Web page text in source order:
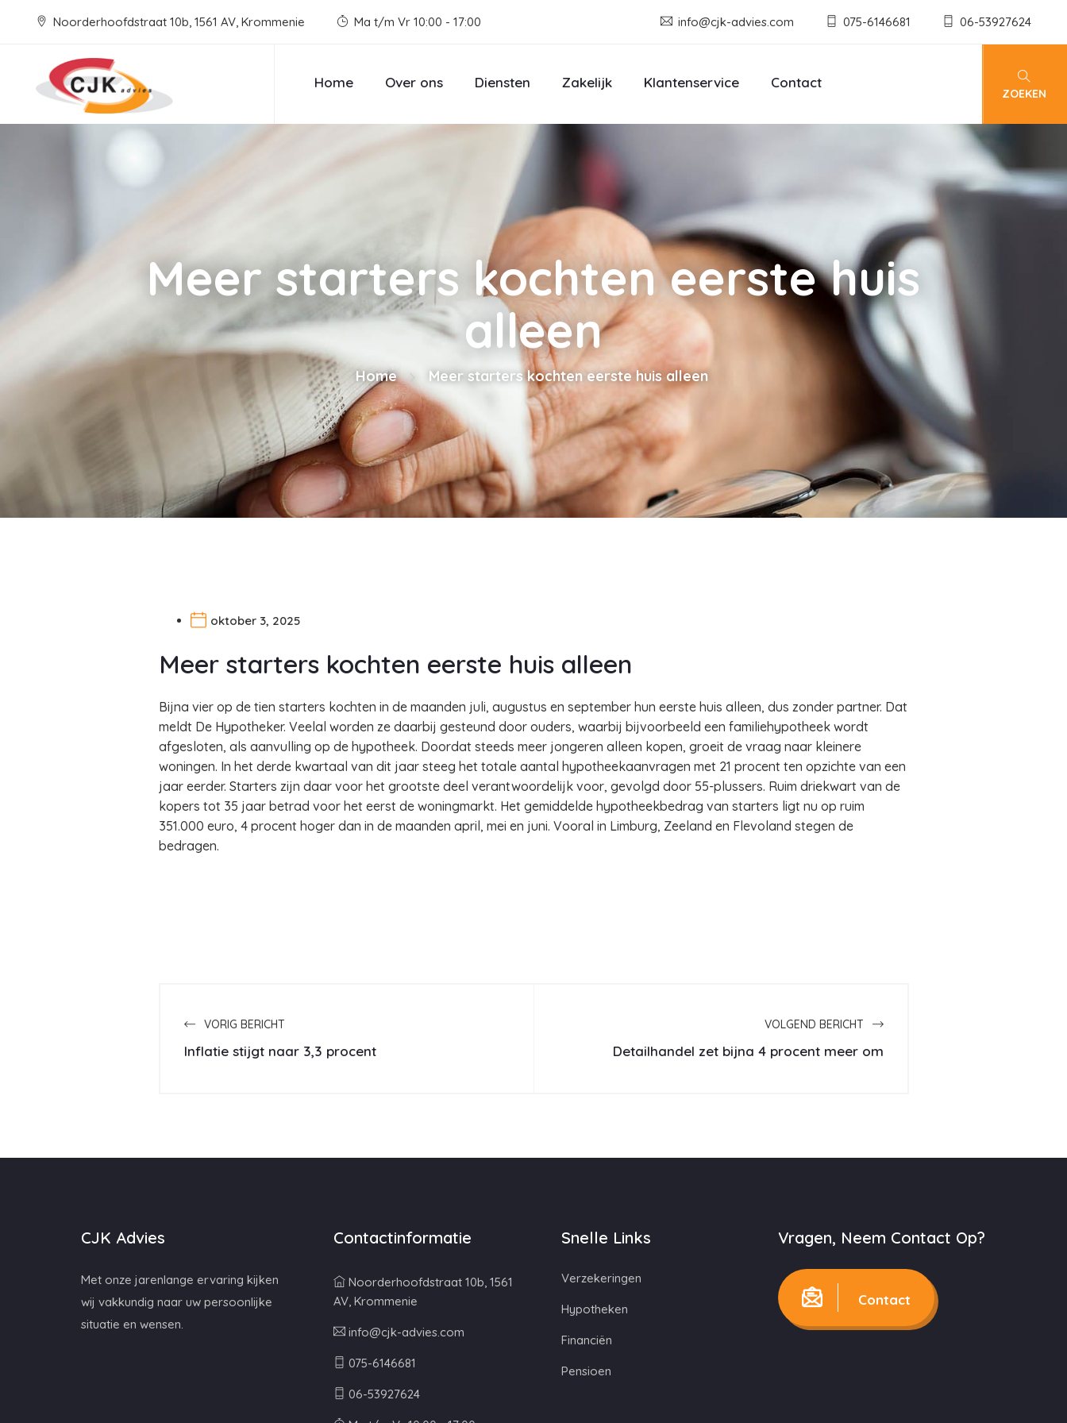
Noorderhoofdstraat 10b, 1561 AV, Krommenie Ma t/m Vr 10:00 - 17:00 info@cjk-advies.com 075-6146681 06-53927624
Home Over ons Diensten Zakelijk Klantenservice Contact
ZOEKEN
Meer starters kochten eerste huis
alleen
Home Meer starters kochten eerste huis alleen
oktober 3, 2025
Meer starters kochten eerste huis alleen
Bijna vier op de tien starters kochten in de maanden juli, augustus en september hun eerste huis alleen, dus zonder partner. Dat
meldt De Hypotheker. Veelal worden ze daarbij gesteund door ouders, waarbij bijvoorbeeld een familiehypotheek wordt
afgesloten, als aanvulling op de hypotheek. Doordat steeds meer jongeren alleen kopen, groeit de vraag naar kleinere
woningen. In het derde kwartaal van dit jaar steeg het totale aantal hypotheekaanvragen met 21 procent ten opzichte van een
jaar eerder. Starters zijn daar voor het grootste deel verantwoordelijk voor, gevolgd door 55-plussers. Ruim driekwart van de
kopers tot 35 jaar betrad voor het eerst de woningmarkt. Het gemiddelde hypotheekbedrag van starters ligt nu op ruim
351.000 euro, 4 procent hoger dan in de maanden april, mei en juni. Vooral in Limburg, Zeeland en Flevoland stegen de
bedragen.
VORIG BERICHT
Inflatie stijgt naar 3,3 procent
VOLGEND BERICHT
Detailhandel zet bijna 4 procent meer om
CJK Advies
Met onze jarenlange ervaring kijken
wij vakkundig naar uw persoonlijke
situatie en wensen.
Contactinformatie
Noorderhoofdstraat 10b, 1561
AV, Krommenie
info@cjk-advies.com
075-6146681
06-53927624
Snelle Links
Verzekeringen
Hypotheken
Financiën
Pensioen
Vragen, Neem Contact Op?
Contact